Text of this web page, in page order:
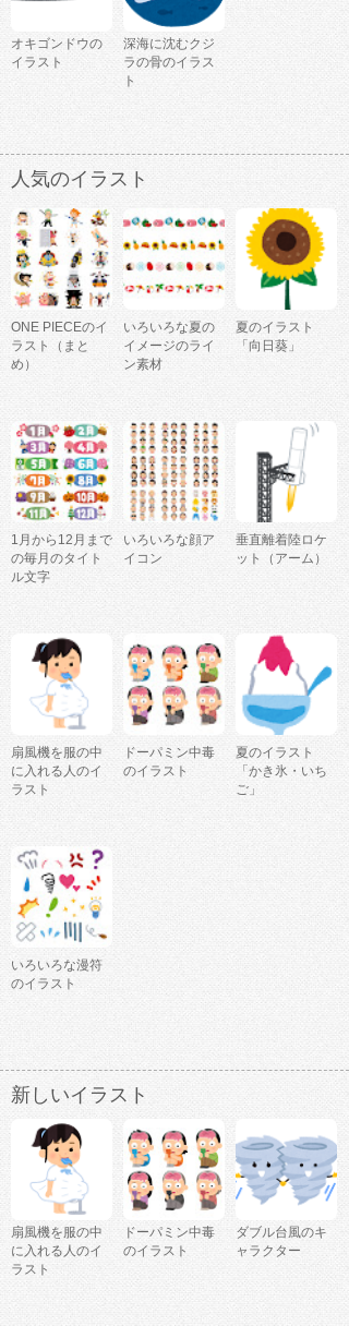
オキゴンドウの
イラスト
深海に沈むクジ
ラの骨のイラス
ト
人気のイラスト
ONE PIECEのイ
ラスト（まと
め）
いろいろな夏の
イメージのライ
ン素材
夏のイラスト
「向日葵」
1月から12月まで
の毎月のタイト
ル文字
いろいろな顔ア
イコン
垂直離着陸ロケ
ット（アーム）
扇風機を服の中
に入れる人のイ
ラスト
ドーパミン中毒
のイラスト
夏のイラスト
「かき氷・いち
ご」
いろいろな漫符
のイラスト
新しいイラスト
扇風機を服の中
に入れる人のイ
ラスト
ドーパミン中毒
のイラスト
ダブル台風のキ
ャラクター